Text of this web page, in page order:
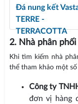
Đá nung kết
TERRE -
TERRACOTTA
2. Nhà phân
Khi tìm kiếm nhà
thể tham khảo một
Công ty
đơn vị hàng